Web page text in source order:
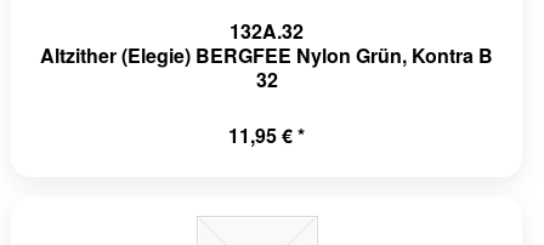
132A.32
Altzither (Elegie) BERGFEE Nylon Grün, Kontra B
32
11,95 € *